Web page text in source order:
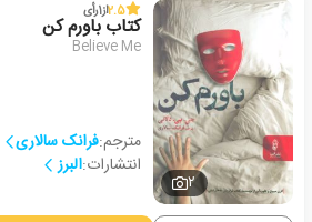
2
2.5از1رأی
کتاب باورم کن
Believe Me
مترجم:فرانک سالاری
انتشارات:البرز